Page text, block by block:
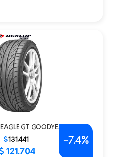
GT GOODYEAR
$131.441
$ 121.704
-7.4%